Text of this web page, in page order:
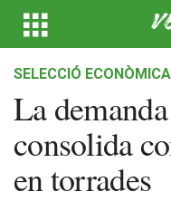
SELECCIÓ ECONÒMICA
La
consolida
en torrades